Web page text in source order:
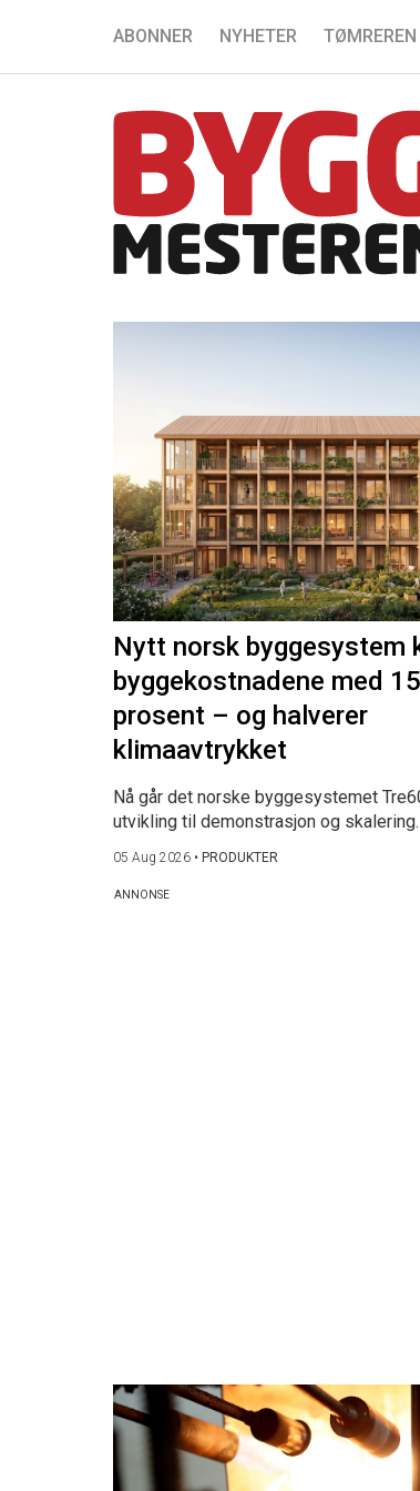
ABONNER NYHETER TØMREREN
Nytt norsk byggesystem
byggekostnadene med 15
prosent – og halverer
klimaavtrykket
Nå går det norske byggesystemet
utvikling til demonstrasjon og skalering.
05 Aug 2026 • PRODUKTER